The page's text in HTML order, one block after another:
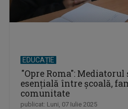
EDUCAȚIE
"Opre Roma": Mediatorul
esențială între școală,
comunitate
publicat: Luni, 07 Iulie 2025